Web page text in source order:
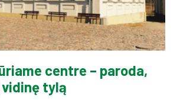
centre – paroda,
tylą